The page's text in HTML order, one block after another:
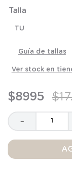
Talla
TU
Guía de tallas
Ver stock en
$8995 $17
－
7.
8.
saco